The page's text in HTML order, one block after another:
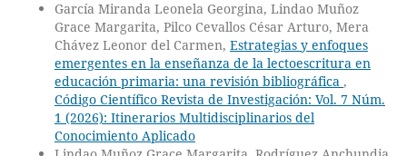
García Miranda Leonela Georgina, Lindao Muñoz
Grace Margarita, Pilco Cevallos César Arturo, Mera
Chávez Leonor del Carmen, Estrategias y enfoques
emergentes en la enseñanza de la lectoescritura en
educación primaria: una revisión bibliográfica ,
Código Científico Revista de Investigación: Vol. 7 Núm.
1 (2026): Itinerarios Multidisciplinarios del
Conocimiento Aplicado